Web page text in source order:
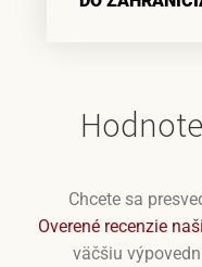
Chcete sa
Overené recenzie
väčšiu